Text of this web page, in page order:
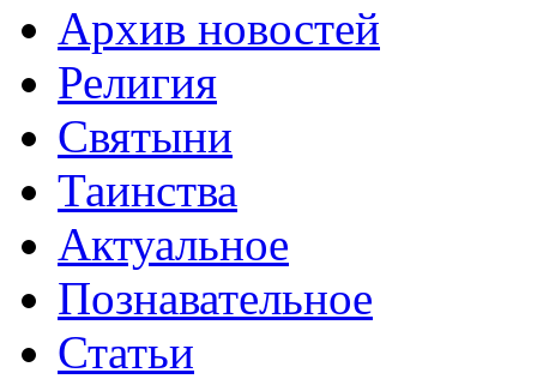
Архив новостей
Религия
Святыни
Таинства
Актуальное
Познавательное
Статьи